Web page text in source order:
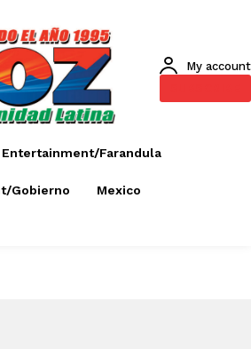
My account
Entertainment/Farandula
Gobierno Mexico